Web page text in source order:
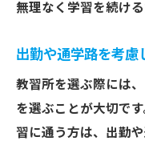
無理なく学習を続け
出勤や通学路を考慮
教習所を選ぶ際には
を選ぶことが大切で
習に通う方は、出勤